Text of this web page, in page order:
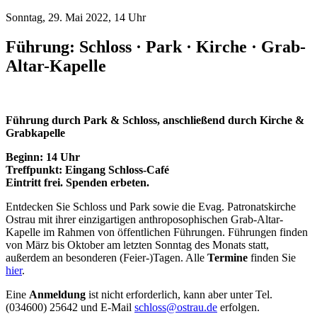
Sonntag, 29. Mai 2022, 14 Uhr
Führung: Schloss · Park · Kirche · Grab-
Altar-Kapelle
Führung durch Park & Schloss, anschließend durch Kirche &
Grabkapelle
Beginn: 14 Uhr
Treffpunkt: Eingang Schloss-Café
Eintritt frei. Spenden erbeten.
Entdecken Sie Schloss und Park sowie die Evag. Patronatskirche
Ostrau mit ihrer einzigartigen anthroposophischen Grab-Altar-
Kapelle im Rahmen von öffentlichen Führungen. Führungen finden
von März bis Oktober am letzten Sonntag des Monats statt,
außerdem an besonderen (Feier-)Tagen. Alle Termine finden Sie
hier.
Eine Anmeldung ist nicht erforderlich, kann aber unter Tel.
(034600) 25642 und E-Mail schloss@ostrau.de erfolgen.